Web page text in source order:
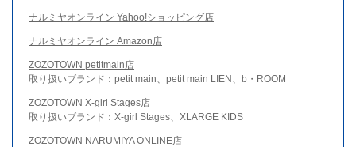
ナルミヤオンライン Yahoo!ショッピング店
ナルミヤオンライン Amazon店
ZOZOTOWN petitmain店
取り扱いブランド：petit main、petit main LIEN、b・ROOM
ZOZOTOWN X-girl Stages店
取り扱いブランド：X-girl Stages、XLARGE KIDS
ZOZOTOWN NARUMIYA ONLINE店